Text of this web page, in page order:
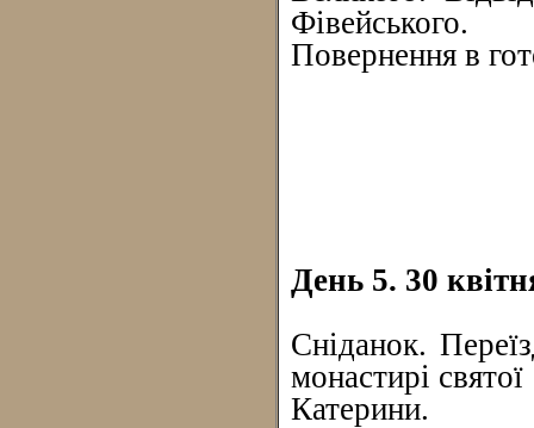
Фівейського.
Повернення в
День 5. 30
Сніданок.
монастирі святої
Катерини.